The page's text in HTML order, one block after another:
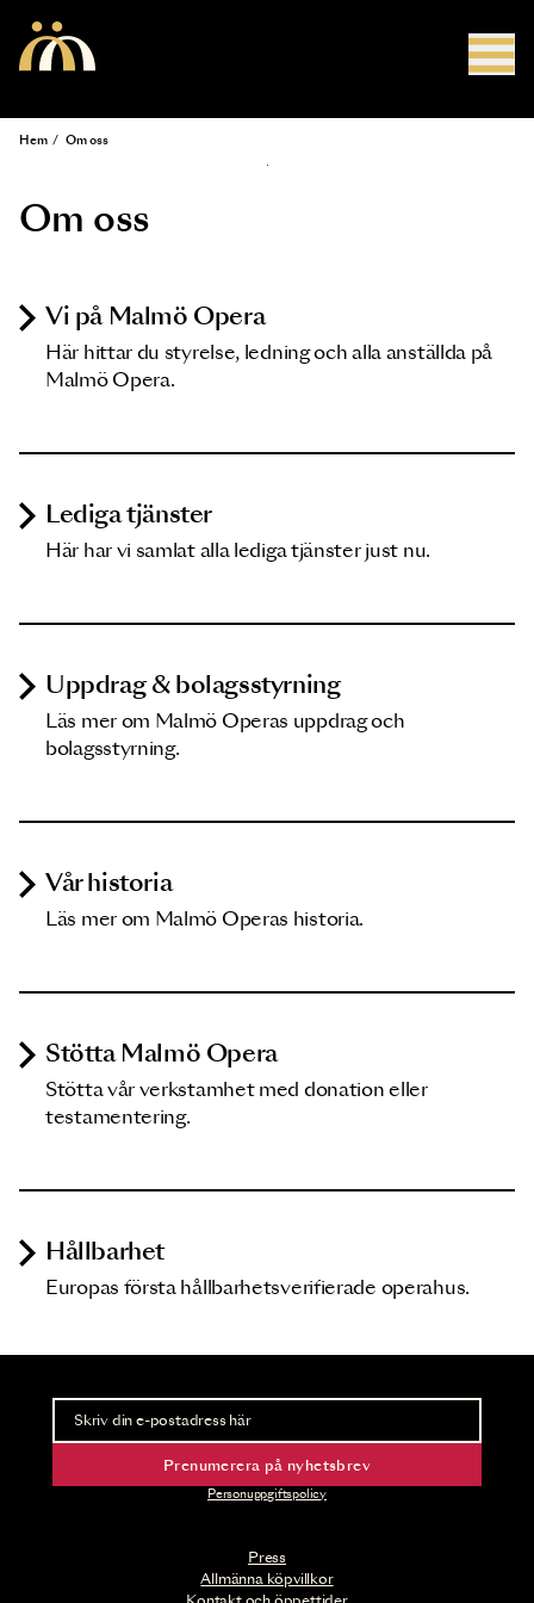
Länkstig
Hem / Om oss
Om oss
Vi på Malmö Opera
Här hittar du styrelse, ledning och alla anställda på
Malmö Opera.
Lediga tjänster
Här har vi samlat alla lediga tjänster just nu.
Uppdrag & bolagsstyrning
Läs mer om Malmö Operas uppdrag och
bolagsstyrning.
Vår historia
Läs mer om Malmö Operas historia.
Stötta Malmö Opera
Stötta vår verkstamhet med donation eller
testamentering.
Hållbarhet
Europas första hållbarhetsverifierade operahus.
Press
Allmänna köpvillkor
Nyhetsbrev
Ta del av förhandsinformation och biljettsläpp.
Prenumerera på nyhetsbrev
Personuppgiftspolicy